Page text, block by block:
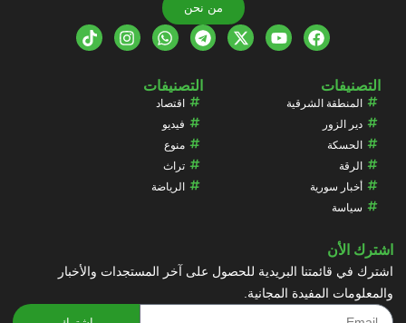
من نحن
التصنيفات
المنطقة الشرقية
دير الزور
الحسكة
الرقة
أخبار سورية
سياسة
التصنيفات
اقتصاد
فيديو
منوع
تراث
الرياضة
اشترك الأن
اشترك في قائمتنا البريدية للحصول على آخر المستجدات والأخبار
والمعلومات المفيدة المجانية.